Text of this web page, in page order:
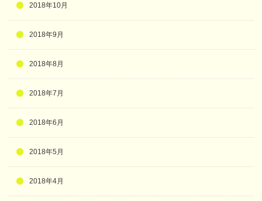
2018年10月
2018年9月
2018年8月
2018年7月
2018年6月
2018年5月
2018年4月